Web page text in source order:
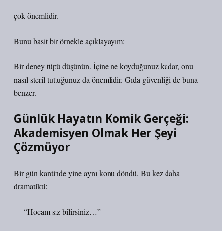
çok önemlidir.
Bunu basit bir örnekle açıklayayım:
Bir deney tüpü düşünün. İçine ne koyduğunuz kadar, onu
nasıl steril tuttuğunuz da önemlidir. Gıda güvenliği de buna
benzer.
Günlük Hayatın Komik Gerçeği:
Akademisyen Olmak Her Şeyi
Çözmüyor
Bir gün kantinde yine aynı konu döndü. Bu kez daha
dramatikti:
— “Hocam siz bilirsiniz…”